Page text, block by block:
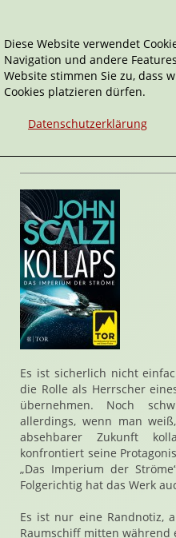
Home Belletristik
Das Imperium der Ströme
Kollaps vonJohn Scalzi
Es ist sicherlich nicht
die Rolle als Herrscher
übernehmen. Noch
allerdings, wenn man
absehbarer Zukunft
konfrontiert seine
„Das Imperium der
Folgerichtig hat das Werk
Es ist nur eine Randnotiz,
Raumschiff mitten während
Diese Website verwendet
Navigation und andere
Website stimmen Sie zu, dass
Cookies platzieren dürfen.
Datenschutzerklärung